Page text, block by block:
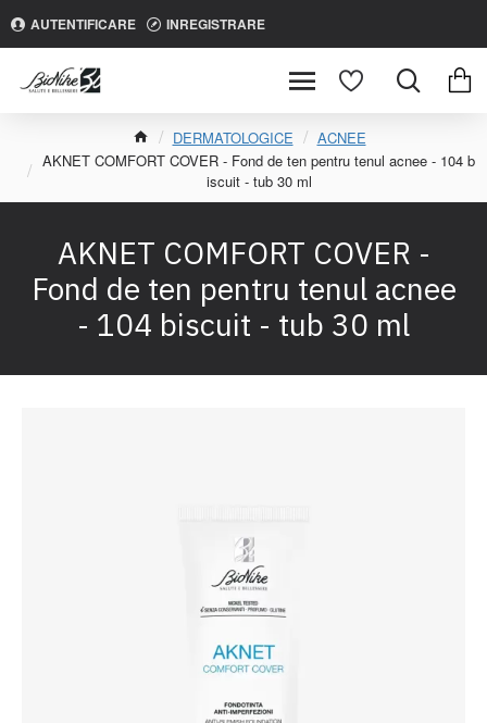
AUTENTIFICARE INREGISTRARE
DERMATOLOGICE
ACNEE
AKNET COMFORT COVER - Fond de ten pentru tenul acnee - 104 b
iscuit - tub 30 ml
AKNET COMFORT COVER -
Fond de ten pentru tenul acnee
- 104 biscuit - tub 30 ml